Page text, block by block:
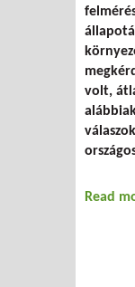
volt,
Read